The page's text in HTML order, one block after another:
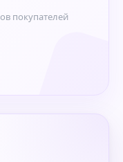
покупателей